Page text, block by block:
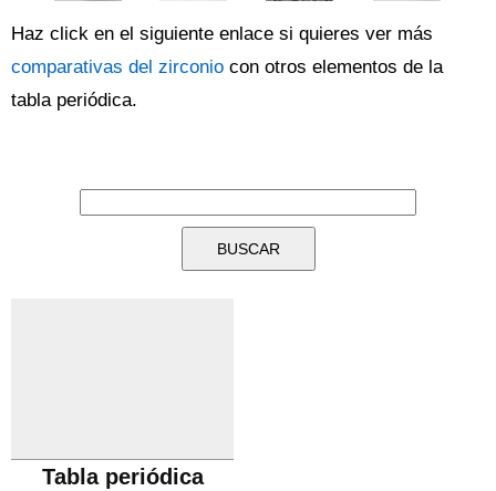
Haz click en el siguiente enlace si quieres ver más
comparativas del zirconio con otros elementos de la
tabla periódica.
Tabla periódica